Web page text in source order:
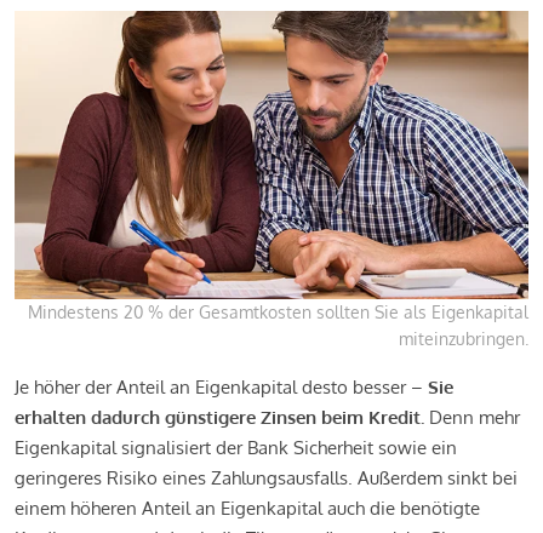
Mindestens 20 % der Gesamtkosten sollten Sie als Eigenkapital
miteinzubringen.
Je höher der Anteil an Eigenkapital desto besser – Sie
erhalten dadurch günstigere Zinsen beim Kredit. Denn mehr
Eigenkapital signalisiert der Bank Sicherheit sowie ein
geringeres Risiko eines Zahlungsausfalls. Außerdem sinkt bei
einem höheren Anteil an Eigenkapital auch die benötigte